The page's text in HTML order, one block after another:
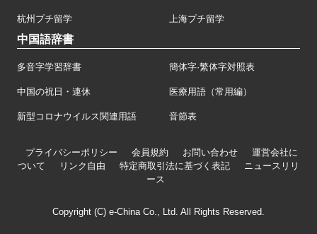
杭州プチ留学 上海プチ留学
中国語辞書
多音字学習辞書 簡体字·繁体字対照表
中国の祝日・連休 医療用語（常用編）
新型コロナウイルス関連用語 音節表
プライバシーポリシー 会員規約 お問い合わせ
運営会社に
ついて
リンク自由 特定商取引法に基づく表記
ニュースリリ
ース
Copyright (C) e-China Co., Ltd. All Rights Reserved.